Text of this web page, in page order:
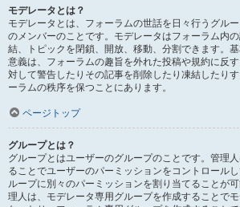
モデレータとは？
モデレータとは、フォーラムの世話を日々行うグル
のメンバーのことです。モデレータはフォーラム内
結、トピックを閉鎖、開放、移動、分割できます。
意義は、フォーラムの趣旨を外れた投稿や規約に反
対して警告したりその記事を削除したり凍結したり
ーラムの秩序を保つことにあります。
ページトップ
グループとは？
グループとはユーザーのグループのことです。管理
ることでユーザーのパーミッションをコントロール
ループに別々のパーミッションを割り当てることが
理人は、モデレータ専用グループを作成することで